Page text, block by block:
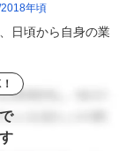
2018年頃
日頃から自身の業